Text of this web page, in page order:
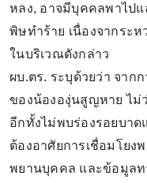
หลง, อาจมีบุคคลพาไป
พิษทำร้าย เนื่องจากระ
ในบริเวณดังกล่าว
ผบ.ตร. ระบุด้วยว่า จาก
ของน้ององุ่นสูญหาย ไม่
อีกทั้งไม่พบร่องรอยบาด
ต้องอาศัยการเชื่อมโยง
พยานบุคคล และข้อมูลท